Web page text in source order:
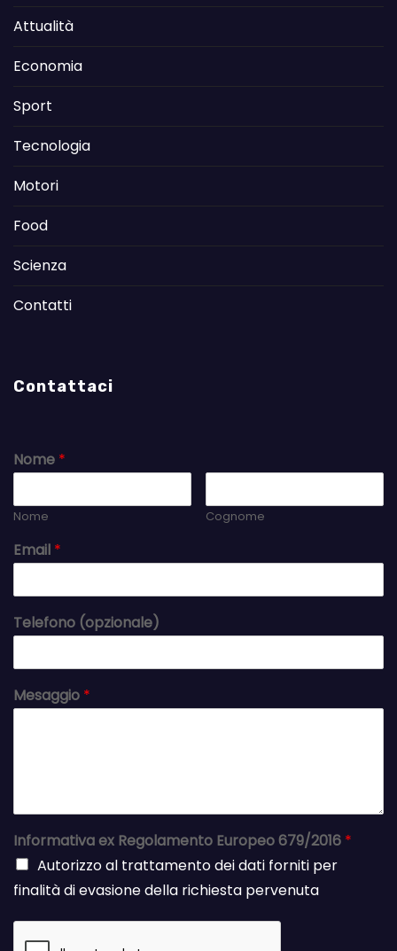
Attualità
Economia
Sport
Tecnologia
Motori
Food
Scienza
Contatti
Contattaci
Nome *
Nome Cognome
Email *
Telefono (opzionale)
Mesaggio *
Informativa ex Regolamento Europeo 679/2016 *
Autorizzo al trattamento dei dati forniti per
finalità di evasione della richiesta pervenuta